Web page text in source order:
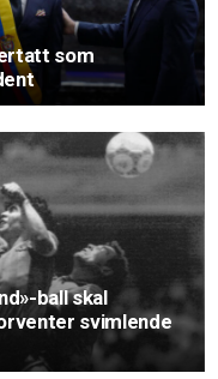
som
ball skal
svimlende